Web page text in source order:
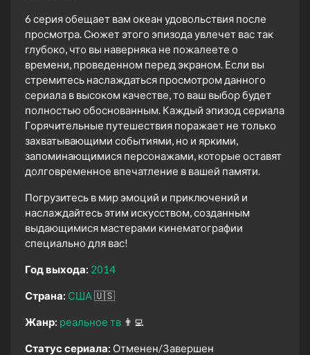
6 серия обещает вам океан удовольствия после
просмотра. Сюжет этого эпизода увлечет вас так
глубоко, что вы наверняка не пожалеете о
времени, проведенном перед экраном. Если вы
стремитесь наслаждаться просмотром данного
сериала в высоком качестве, то ваш выбор будет
полностью обоснованным. Каждый эпизод сериала
Горячительные путешествия поражает не только
захватывающими событиями, но и яркими,
запоминающимися персонажами, которые оставят
долговременное впечатление в вашей памяти.
Погрузитесь в мир эмоций и приключений и
наслаждайтесь этим искусством, созданным
выдающимися мастерами кинематографии
специально для вас!
Год выхода: 2014
Страна: США🇺🇸
Жанр: реальное тв 👨‍💻
Статус сериала: Отменен/Завершен